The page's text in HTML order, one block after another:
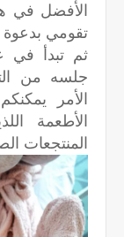
الأفضل في
تقومي
ثم تبدأ في
جلسه من
الأمر
الأطعمة
المنتجعات